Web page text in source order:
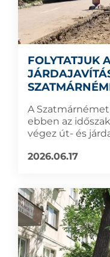
FOLYTATJUK
A
ebben az
végez út- és
2026.06.17